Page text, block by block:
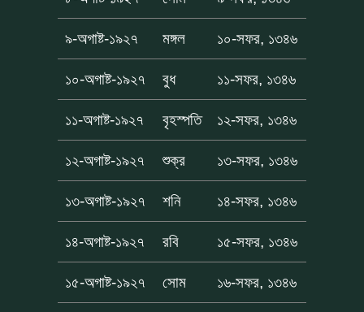
৯-অগাষ্ট-১৯২৭ মঙ্গল ১০-সফর, ১৩৪৬
১০-অগাষ্ট-১৯২৭ বুধ ১১-সফর, ১৩৪৬
১১-অগাষ্ট-১৯২৭ বৃহস্পতি ১২-সফর, ১৩৪৬
১২-অগাষ্ট-১৯২৭ শুক্র ১৩-সফর, ১৩৪৬
১৩-অগাষ্ট-১৯২৭ শনি ১৪-সফর, ১৩৪৬
১৪-অগাষ্ট-১৯২৭ রবি ১৫-সফর, ১৩৪৬
১৫-অগাষ্ট-১৯২৭ সোম ১৬-সফর, ১৩৪৬